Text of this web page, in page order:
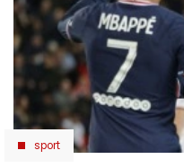
sport